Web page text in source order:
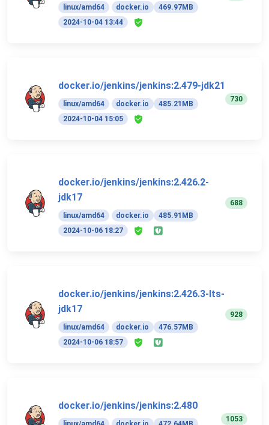
linux/amd64 docker.io
469.97MB
2024-10-04 13:44
docker.io/jenkins/jenkins:2.479-jdk21
linux/amd64 docker.io
485.21MB
2024-10-04 15:05
730
docker.io/jenkins/jenkins:2.426.2-
jdk17
linux/amd64 docker.io
485.91MB
2024-10-06 18:27
688
docker.io/jenkins/jenkins:2.426.3-lts-
jdk17
linux/amd64 docker.io
476.57MB
2024-10-06 18:57
928
docker.io/jenkins/jenkins:2.480
1053